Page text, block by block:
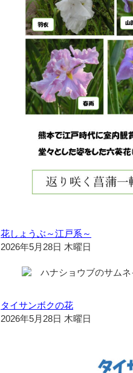
花しょうぶ～江戸系～
2026年5月28日 木曜日
タイサンボクの花
2026年5月28日 木曜日